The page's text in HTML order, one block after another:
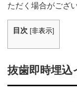
ただく場合がござ
目次 [非表示]
抜歯即時埋込